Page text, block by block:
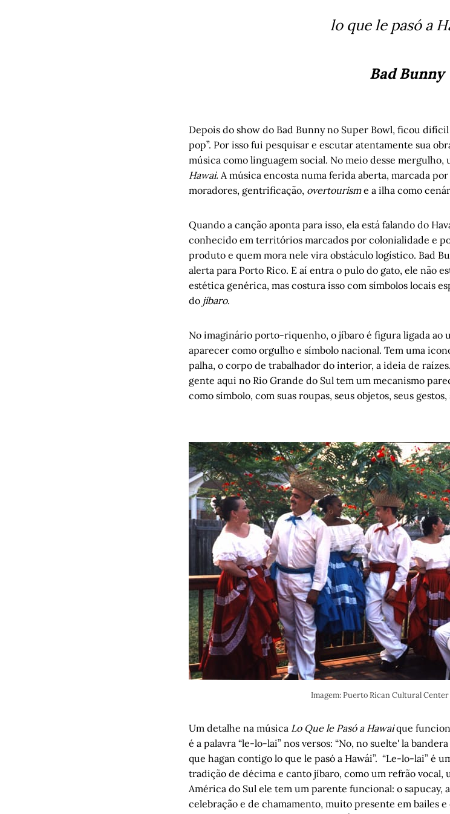
lo que le pasó a
Bad Bunny
Depois do show do Bad Bunny no Super Bowl, ficou
pop”. Por isso fui pesquisar e escutar atentamente sua
música como linguagem social. No meio desse mergulho,
Hawai. A música encosta numa ferida aberta, marcada
moradores, gentrificação, overtourisme a ilha como
Quando a canção aponta para isso, ela está falando do
conhecido em territórios marcados por colonialidade e
produto e quem mora nele vira obstáculo logístico. Bad
alerta para Porto Rico. E aí entra o pulo do gato, ele não
estética genérica, mas costura isso com símbolos locais
do jíbaro.
No imaginário porto-riquenho, o jíbaro é figura ligada ao
aparecer como orgulho e símbolo nacional. Tem uma
palha, o corpo de trabalhador do interior, a ideia de
gente aqui no Rio Grande do Sul tem um mecanismo
como símbolo, com suas roupas, seus objetos, seus gestos,
Imagem: Puerto Rican Cultural
Um detalhe na música Lo Que le Pasó a Hawaique
é a palavra “le-lo-lai” nos versos: “No, no suelte' la
que hagan contigo lo que le pasó a Hawái”. “Le-lo-lai” é
tradição de décima e canto jíbaro, como um refrão vocal,
América do Sul ele tem um parente funcional: o sapucay,
celebração e de chamamento, muito presente em bailes e